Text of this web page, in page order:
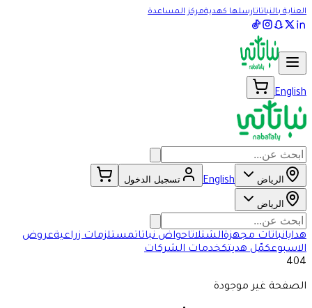
العناية بالنباتاتارسلها كهديةمركز المساعدة
English
الرياض English تسجيل الدخول
الرياض
هدايانباتات مجهزةالشتلاتاحواض نباتاتمستلزمات زراعيةعروض
الاسبوعكمّل هديتكخدمات الشركات
404
الصفحة غير موجودة